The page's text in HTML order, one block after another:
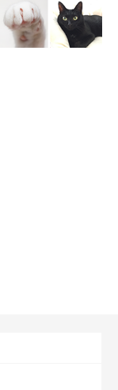
いた元保護猫、